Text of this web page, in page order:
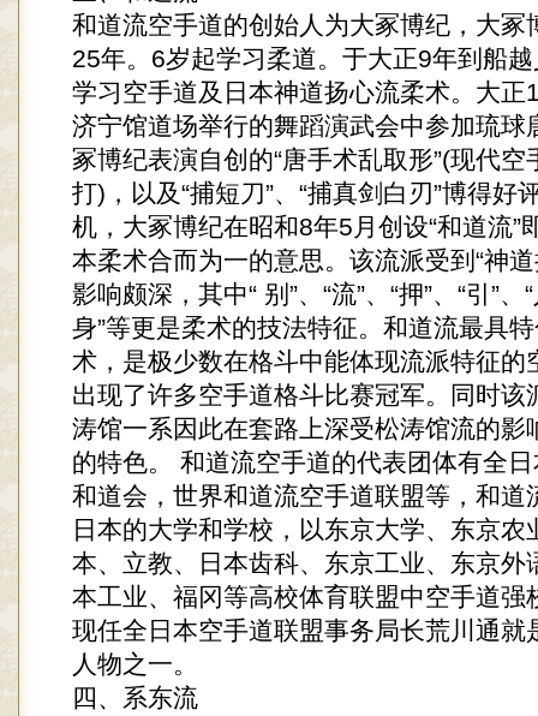
和道流空手道的创始人为大冢博纪，大冢
25年。6岁起学习柔道。于大正9年到船
学习空手道及日本神道扬心流柔术。大正
济宁馆道场举行的舞蹈演武会中参加琉球
冢博纪表演自创的“唐手术乱取形”(现代空
打)，以及“捕短刀”、“捕真剑白刃”博得好
机，大冢博纪在昭和8年5月创设“和道流”
本柔术合而为一的意思。该流派受到“神
影响颇深，其中“ 别”、“流”、“押”、“引”、
身”等更是柔术的技法特征。和道流最具
术，是极少数在格斗中能体现流派特征的
出现了许多空手道格斗比赛冠军。同时该
涛馆一系因此在套路上深受松涛馆流的影
的特色。 和道流空手道的代表团体有全
和道会，世界和道流空手道联盟等，和道
日本的大学和学校，以东京大学、东京农
本、立教、日本齿科、东京工业、东京外
本工业、福冈等高校体育联盟中空手道强
现任全日本空手道联盟事务局长荒川通就
人物之一。
四、系东流